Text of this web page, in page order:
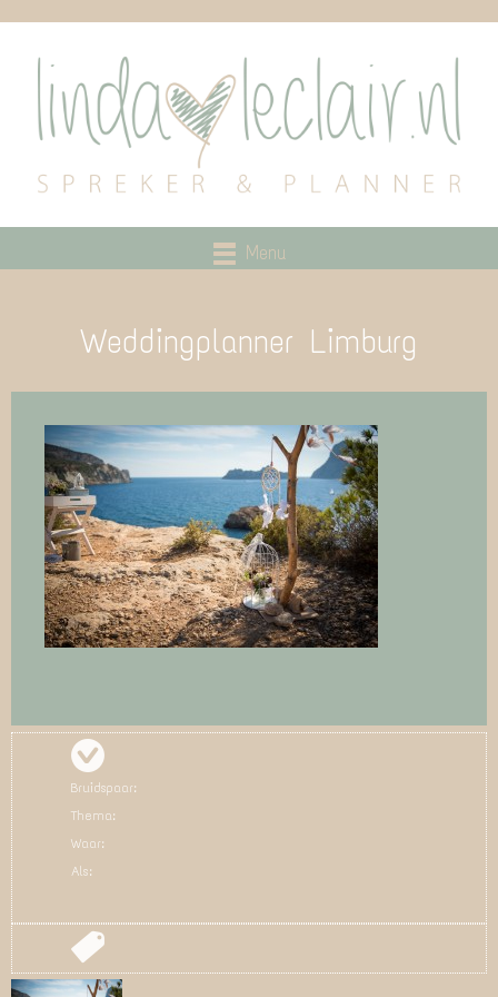
Menu
Weddingplanner Limburg
Bruidspaar:
Thema:
Waar:
Als: